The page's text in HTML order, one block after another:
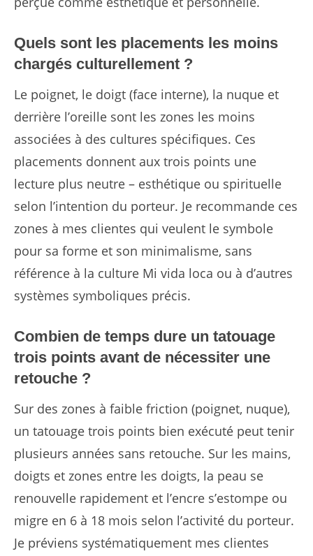
Quels sont les placements les moins
chargés culturellement ?
Le poignet, le doigt (face interne), la nuque et
derrière l’oreille sont les zones les moins
associées à des cultures spécifiques. Ces
placements donnent aux trois points une
lecture plus neutre – esthétique ou spirituelle
selon l’intention du porteur. Je recommande ces
zones à mes clientes qui veulent le symbole
pour sa forme et son minimalisme, sans
référence à la culture Mi vida loca ou à d’autres
systèmes symboliques précis.
Combien de temps dure un tatouage
trois points avant de nécessiter une
retouche ?
Sur des zones à faible friction (poignet, nuque),
un tatouage trois points bien exécuté peut tenir
plusieurs années sans retouche. Sur les mains,
doigts et zones entre les doigts, la peau se
renouvelle rapidement et l’encre s’estompe ou
migre en 6 à 18 mois selon l’activité du porteur.
Je préviens systématiquement mes clientes